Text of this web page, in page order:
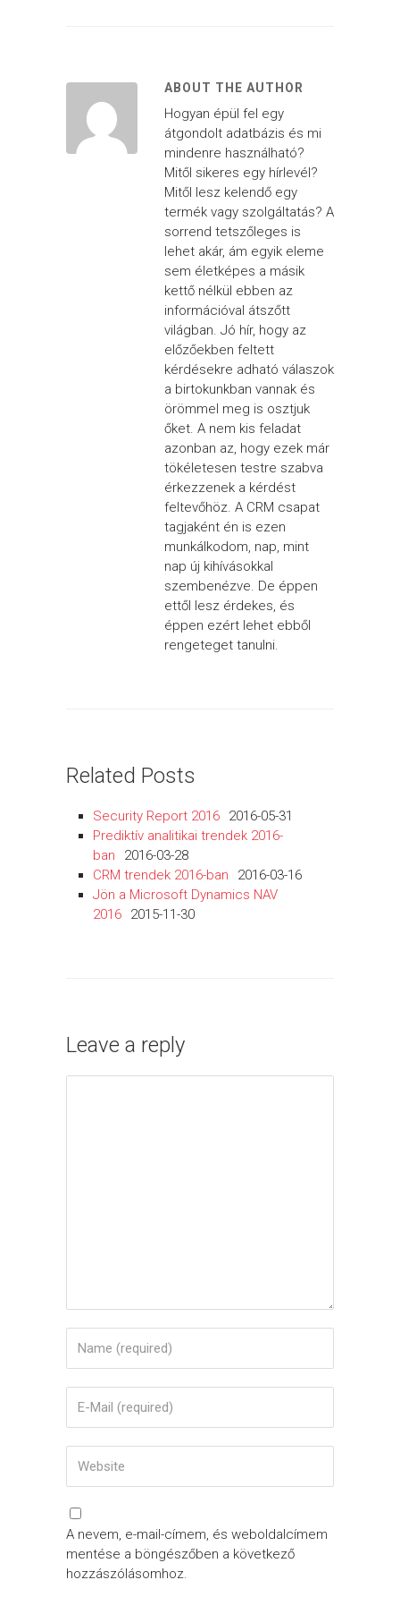
ABOUT THE AUTHOR
Hogyan épül fel egy
átgondolt adatbázis és mi
mindenre használható?
Mitől sikeres egy hírlevél?
Mitől lesz kelendő egy
termék vagy szolgáltatás? A
sorrend tetszőleges is
lehet akár, ám egyik eleme
sem életképes a másik
kettő nélkül ebben az
információval átszőtt
világban. Jó hír, hogy az
előzőekben feltett
kérdésekre adható válaszok
a birtokunkban vannak és
örömmel meg is osztjuk
őket. A nem kis feladat
azonban az, hogy ezek már
tökéletesen testre szabva
érkezzenek a kérdést
feltevőhöz. A CRM csapat
tagjaként én is ezen
munkálkodom, nap, mint
nap új kihívásokkal
szembenézve. De éppen
ettől lesz érdekes, és
éppen ezért lehet ebből
rengeteget tanulni.
Related Posts
Security Report 2016
2016-05-31
Prediktív analitikai trendek 2016-
ban
2016-03-28
CRM trendek 2016-ban
2016-03-16
Jön a Microsoft Dynamics NAV
2016
2015-11-30
Leave a reply
A nevem, e-mail-címem, és weboldalcímem
mentése a böngészőben a következő
hozzászólásomhoz.